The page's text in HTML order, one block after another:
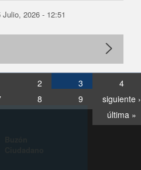
2026 - 12:51
2 3
4
8 9
siguiente ›
última »